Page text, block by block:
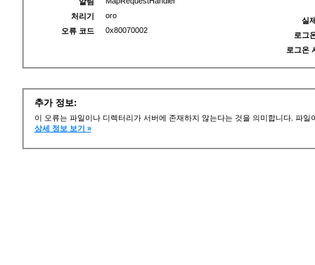
처리기
oro
오류 코드
0x80070002
실
로그
로그온
추가 정보:
이 오류는 파일이나 디렉터리가 서버에 존재하지 않는다는 것을 의미합니다. 파
상세 정보 보기 »